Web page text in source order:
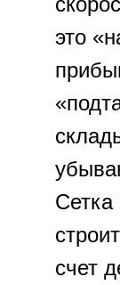
это
Сетка
счет